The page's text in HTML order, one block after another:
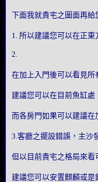
下面我就貴宅之圖面再給
1. 所以建議您可以在正
2.
在加上入門後可以看見
建議您可以在目前魚缸處
而各房門如果可以建議在
3.客廳之擺設錯誤，主沙
但以目前貴宅之格局來
建議您可以安置麒麟或是